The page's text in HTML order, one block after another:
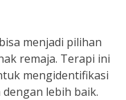
menjadi pilihan
remaja. Terapi ini
mengidentifikasi
lebih baik.